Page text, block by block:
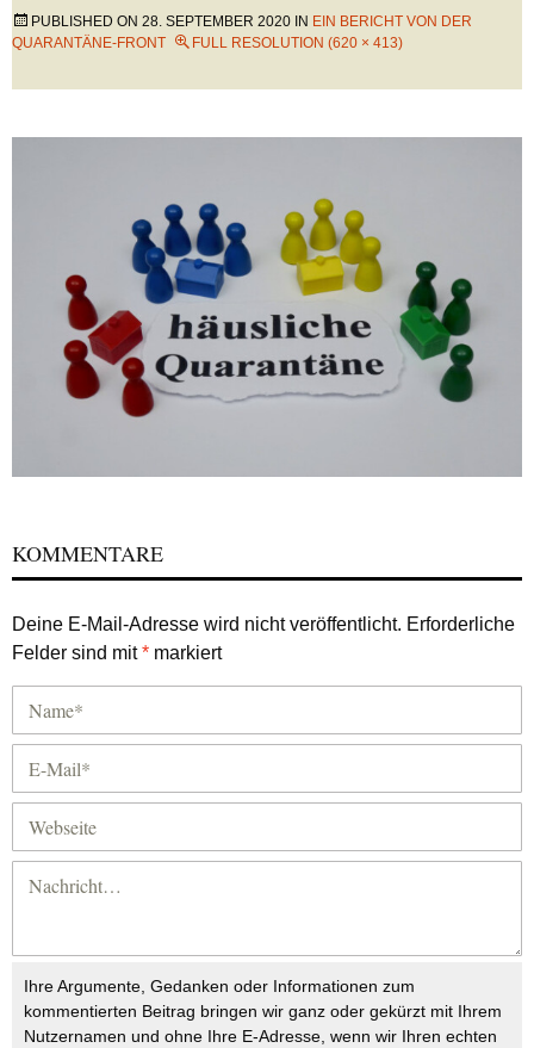
PUBLISHED ON 28. SEPTEMBER 2020 IN EIN BERICHT VON DER
QUARANTÄNE-FRONT
FULL RESOLUTION (620 × 413)
KOMMENTARE
Deine E-Mail-Adresse wird nicht veröffentlicht. Erforderliche
Felder sind mit* markiert
Ihre Argumente, Gedanken oder Informationen zum
kommentierten Beitrag bringen wir ganz oder gekürzt mit Ihrem
Nutzernamen und ohne Ihre E-Adresse, wenn wir Ihren echten